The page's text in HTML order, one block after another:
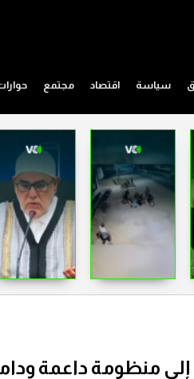
سياسة اقتصاد مجتمع
منظومة داعمة